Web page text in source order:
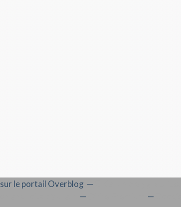
sur le portail Overblog